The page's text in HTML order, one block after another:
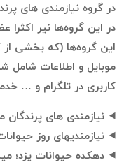
در گروه نیازمندی های
در این گروه‌ها نیر
این گروه‌ها (که بخشی از
موبایل و اطلاعات شامل
کاربری در تلگرام و …
نیازمندی های پرندگان
نیازمندیهای روز
دهکده حیوانات یزد؛